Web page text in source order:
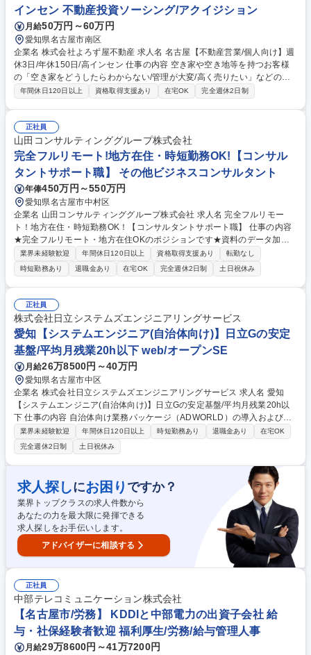
ィックデザイナー ★企画～制作まで/残業10h/バイク★
インセン 不動産投資ソーシング/アクイジション
月給50万円～60万円
愛知県名古屋市南区
企業名 株式会社よろず屋不動産 求人名 名古屋【不動産営業/個人向け】週
休3日/年休150日/高インセン 仕事の内容 空き家や空き地等を持つお客様
の「空き家をどうしたらわからない/管理が大変/高く売りたい」などのお
悩みに対するコンサルティング営業です。分業制のため、集客、物件調
ヒアリング■お客様の状況に合わせて最適なコンサルティングを行います■
不動産の調査や契約手続きは専門部署と協力しながら行います★個人の目
標はありますが、ワンチームで助け合いながら業務を進めます！★インセ
ンティブ賞与で成果は給与に毎月反映します！ 募集職種 名古屋【不動産
営業/個人向け】週休3日/年休150日/高インセン
年間休日120日以上 資格取得支援あり 在宅OK 完全週休2日制
正社員
山田コンサルティンググループ株式会社
完全フルリモート!地方在住・時短勤務OK!【コンサル
タントサポート職】 その他ビジネスコンサルタント
年俸450万円～550万円
愛知県名古屋市中村区
企業名 山田コンサルティンググループ株式会社 求人名 完全フルリモー
ト！地方在住・時短勤務OK！【コンサルタントサポート職】 仕事の内容
★完全フルリモート・地方在住OKのポジションです★資料のデータ加工
やコンサルティング役務に関する資料作成、データ分析などコンサルタン
トのサポート業務をお任せします。完全フルリモート可能かつ時短勤務も
可 能のため、子育てや介護等でキャリアを途切れさせることなく専門性を
深め、業務経験を積むことができます！【業務例】■リサーチ（市場調
査・競合調査）：顧客が属する業界の現状と今後の展望を把握するのに必
要な情報収集(Excel,PowerPoint,Word) ■データ分析（企業概要整理、財
務分析、事業分析） ■各種新規案件の決算書、事業関連資料等を入手し顧
客分析に必要なデータを作成（Excel、PowerPointなどを用いた加工業
務） 募集職種 完全フルリモート！地方在住・時短勤務OK！【コンサルタ
ントサポート職】
業界未経験歓迎 年間休日120日以上 資格取得支援あり
転勤なし
時短勤務あり
退職金あり 在宅OK 完全週休2日制 土日祝休み
正社員
株式会社日立システムズエンジニアリングサービス
愛知【システムエンジニア(自治体向け)】日立Gの安定
基盤/平均月残業20h以下 web/オープンSE
月給26万8500円～40万円
愛知県名古屋市中区
企業名 株式会社日立システムズエンジニアリングサービス 求人名 愛知
【システムエンジニア(自治体向け)】日立Gの安定基盤/平均月残業20h以
下 仕事の内容 自治体向け業務パッケージ（ADWORLD）の導入および運
用保守をご担当いただきます。ユーザーからの問い合わせ対応や、システ
ム入れ替え時の要件定義・導入支援などをお任せします。 【業務内容】■
日次、週次、月次、年次処理のサポート業務 ■自治体ユーザーからのシス
テムに関する問い合わせ対応 ■他社システムからADWORLDへの入れ替え
に伴うシステム説明 ■導入に向けた要件定義（顧客折衝、フロントSE業
務） ■導入後の操作方法や使い方の支援・レクチャー ■各種要望に対する
調整および保守・スポット案件対応 募集職種 愛知【システムエンジニア
(自治体向け)】日立Gの安定基盤/平均月残業20h以下
業界未経験歓迎 年間休日120日以上 時短勤務あり 退職金あり
在宅OK
完全週休2日制
土日祝休み
求人探しにお困り ですか？
業界トップクラスの求人件数から
あなたの力を最大限に発揮できる
求人探しをお手伝いします。
アドバイザーに相談する
正社員
中部テレコミュニケーション株式会社
【名古屋市/労務】 KDDIと中部電力の出資子会社 給
与・社保経験者歓迎 福利厚生/労務/給与管理人事
月給29万8600円～41万7200円